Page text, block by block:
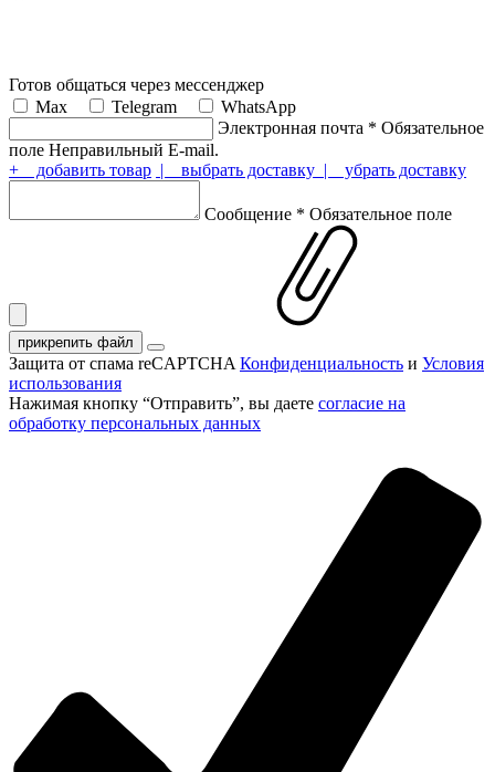
Готов общаться через мессенджер
Max
Telegram
WhatsApp
Электронная почта * Обязательное
поле Неправильный E-mail.
+ добавить товар | выбрать доставку | убрать доставку
Сообщение * Обязательное поле
прикрепить файл
Защита от спама reCAPTCHA Конфиденциальность и Условия
использования
Нажимая кнопку “Отправить”, вы даете согласие на
обработку персональных данных